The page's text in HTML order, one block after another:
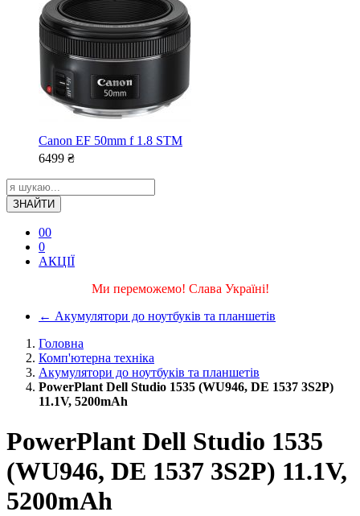
Canon EF 50mm f 1.8 STM
6499 ₴
ЗНАЙТИ
00
0
АКЦІЇ
Ми переможемо! Слава Україні!
← Акумулятори до ноутбуків та планшетів
Головна
Комп'ютерна техніка
Акумулятори до ноутбуків та планшетів
PowerPlant Dell Studio 1535 (WU946, DE 1537 3S2P)
11.1V, 5200mAh
PowerPlant Dell Studio 1535
(WU946, DE 1537 3S2P) 11.1V,
5200mAh